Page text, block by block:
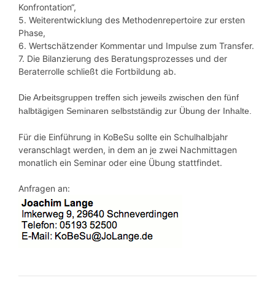
Konfrontation“,
5. Weiterentwicklung des Methodenrepertoire zur ersten
Phase,
6. Wertschätzender Kommentar und Impulse zum Transfer.
7. Die Bilanzierung des Beratungsprozesses und der
Beraterrolle schließt die Fortbildung ab.
Die Arbeitsgruppen treffen sich jeweils zwischen den fünf
halbtägigen Seminaren selbstständig zur Übung der Inhalte.
Für die Einführung in KoBeSu sollte ein Schulhalbjahr
veranschlagt werden, in dem an je zwei Nachmittagen
monatlich ein Seminar oder eine Übung stattfindet.
Anfragen an: